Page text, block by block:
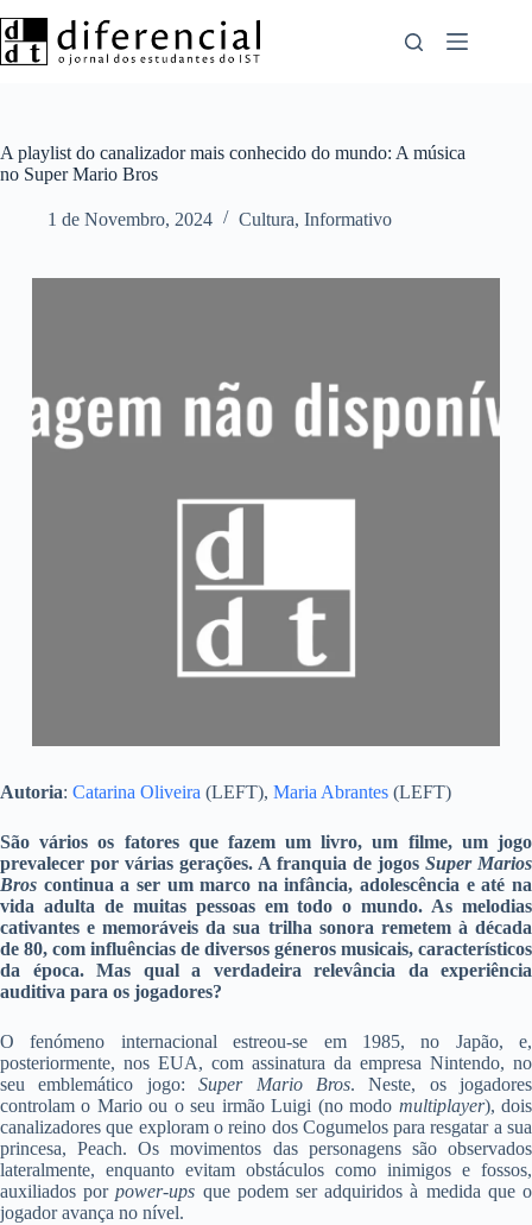
para
o
A playlist do canalizador mais conhecido do mundo: A música
no Super Mario Bros
1 de Novembro, 2024 Cultura, Informativo
Autoria: Catarina Oliveira (LEFT), Maria Abrantes (LEFT)
São vários os fatores que fazem um livro, um filme, um jogo
prevalecer por várias gerações. A franquia de jogos Super Marios
Bros continua a ser um marco na infância, adolescência e até na
vida adulta de muitas pessoas em todo o mundo. As melodias
cativantes e memoráveis da sua trilha sonora remetem à década
de 80, com influências de diversos géneros musicais, característicos
da época. Mas qual a verdadeira relevância da experiência
auditiva para os jogadores?
O fenómeno internacional estreou-se em 1985, no Japão, e,
posteriormente, nos EUA, com assinatura da empresa Nintendo, no
seu emblemático jogo:Super Mario Bros. Neste, os jogadores
controlam o Mario ou o seu irmão Luigi (no modo multiplayer), dois
canalizadores que exploram o reino dos Cogumelos para resgatar a sua
princesa, Peach. Os movimentos das personagens são observados
lateralmente, enquanto evitam obstáculos como inimigos e fossos,
auxiliados porpower-ups que podem ser adquiridos à medida que o
jogador avança no nível.